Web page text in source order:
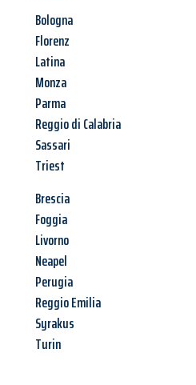
Bologna
Florenz
Latina
Monza
Parma
Reggio di Calabria
Sassari
Triest
Brescia
Foggia
Livorno
Neapel
Perugia
Reggio Emilia
Syrakus
Turin